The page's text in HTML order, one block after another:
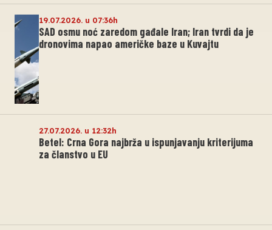
19.07.2026. u 07:36h
SAD osmu noć zaredom gađale Iran; Iran tvrdi da je
dronovima napao američke baze u Kuvajtu
27.07.2026. u 12:32h
Betel: Crna Gora najbrža u ispunjavanju kriterijuma
za članstvo u EU